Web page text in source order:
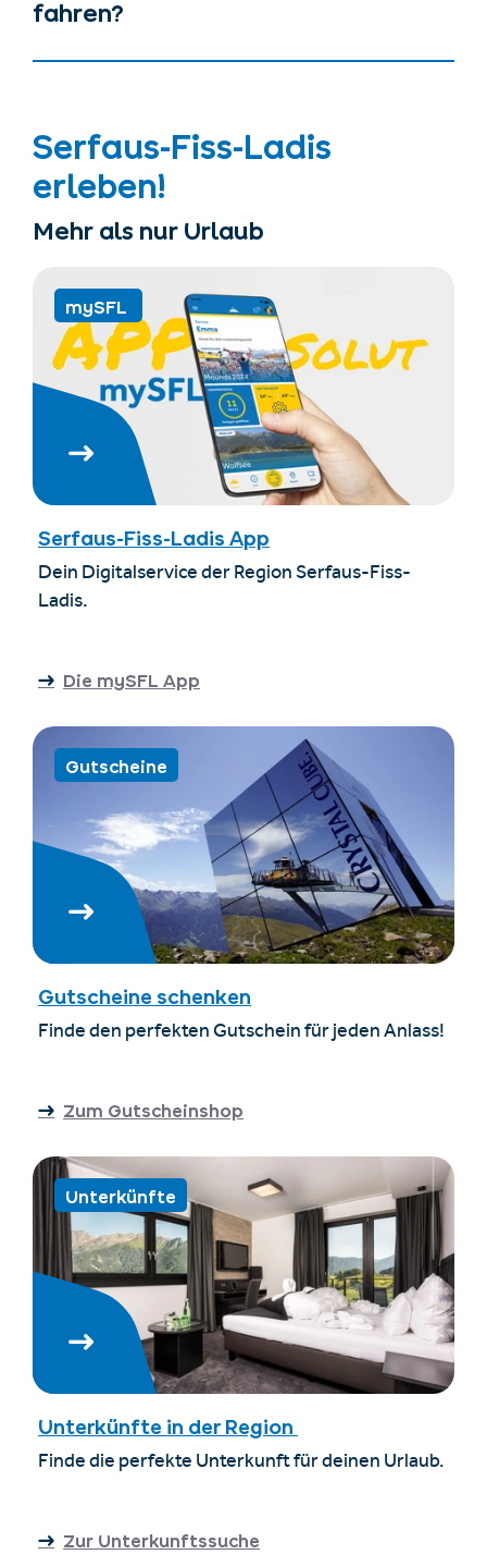
fahren?
Serfaus-Fiss-Ladis
erleben!
Mehr als nur Urlaub
mySFL
Serfaus-Fiss-Ladis App
Dein Digitalservice der Region Serfaus-Fiss-
Ladis.
Die mySFL App
Gutscheine
Gutscheine schenken
Finde den perfekten Gutschein für jeden Anlass!
Zum Gutscheinshop
Unterkünfte
Unterkünfte in der Region
Finde die perfekte Unterkunft für deinen Urlaub.
Zur Unterkunftssuche